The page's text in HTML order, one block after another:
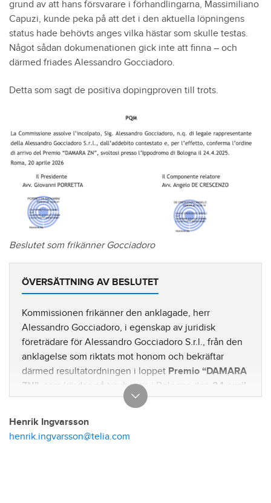
grund av att hans försvarare i förhandlingarna, Massimiliano
Capuzi, kunde peka på att det i den aktuella löpningens
status hade behövts anges vilka hästar som skulle testas.
Något sådan dokumenationen gick inte att finna – och
därmed friades Alessandro Gocciadoro.
Detta som sagt de positiva dopingproven till trots.
Beslutet som frikänner Gocciadoro
ÖVERSÄTTNING AV BESLUTET
Kommissionen frikänner den anklagade, herr
Alessandro Gocciadoro, i egenskap av juridisk
företrädare för Alessandro Gocciadoro S.r.l., från den
anklagelse som riktats mot honom och bekräftar
därmed resultatordningen i loppet Premio “DAMARA
ZN” , som kördes på travbanan i Bologna den 24 april
2025.
Rom,20 april 2026
Henrik Ingvarsson
henrik.ingvarsson@telia.com